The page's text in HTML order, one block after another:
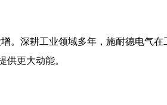
。深耕工业领域多年，施耐德电气在
更大动能。